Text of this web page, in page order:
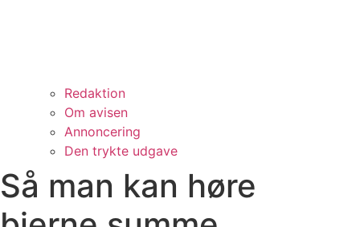
Redaktion
Om avisen
Annoncering
Den trykte udgave
Så man kan høre